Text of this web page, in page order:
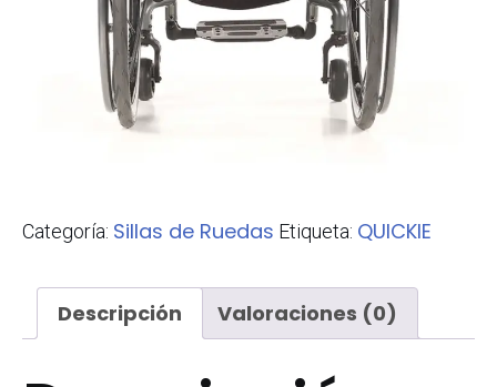
Categoría: Sillas de Ruedas Etiqueta: QUICKIE
Descripción Valoraciones (0)